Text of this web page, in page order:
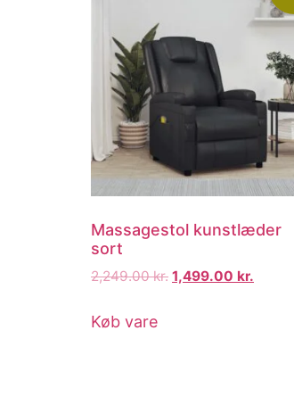
Massagestol kunstlæder
sort
2,249.00kr. 1,499.00 kr.
Køb vare